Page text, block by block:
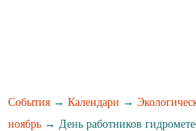
События → Календари →
ноябрь → День работников